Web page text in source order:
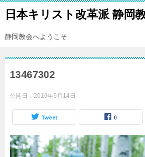
日本キリスト改革派 静岡
静岡教会へようこそ
13467302
公開日： 2019年9月14日
Tweet 0